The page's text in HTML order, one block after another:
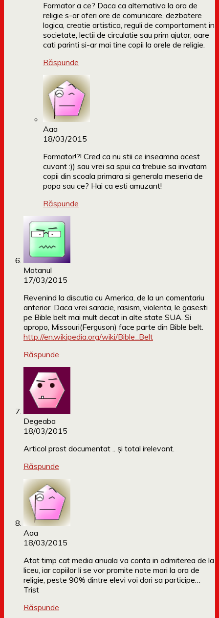
Formator a ce? Daca ca alternativa la ora de
religie s-ar oferi ore de comunicare, dezbatere
logica, creatie artistica, reguli de comportament in
societate, lectii de circulatie sau prim ajutor, oare
cati parinti si-ar mai tine copii la orele de religie.
Răspunde
Aaa
18/03/2015
Formator!?! Cred ca nu stii ce inseamna acest
cuvant :)) sau vrei sa spui ca trebuie sa invatam
copii din scoala primara si generala meseria de
popa sau ce? Hai ca esti amuzant!
Răspunde
Motanul
17/03/2015
Revenind la discutia cu America, de la un comentariu
anterior. Daca vrei saracie, rasism, violenta, le gasesti
pe Bible belt mai mult decat in alte state SUA. Si
apropo, Missouri(Ferguson) face parte din Bible belt.
http://en.wikipedia.org/wiki/Bible_Belt
Răspunde
Degeaba
18/03/2015
Articol prost documentat .. și total irelevant.
Răspunde
Aaa
18/03/2015
Atat timp cat media anuala va conta in admiterea de la
liceu, iar copiilor li se vor promite note mari la ora de
religie, peste 90% dintre elevi voi dori sa participe…
Trist
Răspunde